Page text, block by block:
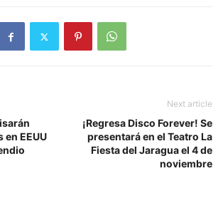
en EEUU
Next article
¡Regresa Disco Forever! Se
presentará en el Teatro La
Fiesta del Jaragua el 4 de
noviembre